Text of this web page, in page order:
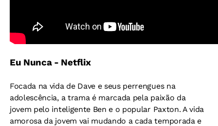
Eu Nunca - Netflix
Focada na vida de Dave e seus perrengues na
adolescência, a trama é marcada pela paixão da
jovem pelo inteligente Ben e o popular Paxton. A vida
amorosa da jovem vai mudando a cada temporada e